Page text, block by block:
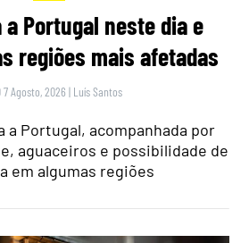
Portugal neste dia e
regiões mais afetadas
Agosto, 2026 | Luís Santos
a Portugal, acompanhada por
aguaceiros e possibilidade de
em algumas regiões